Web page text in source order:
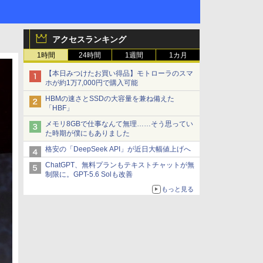
アクセスランキング
1時間 24時間 1週間 1カ月
【本日みつけたお買い得品】モトローラのスマ
ホが約1万7,000円で購入可能
HBMの速さとSSDの大容量を兼ね備えた
「HBF」
メモリ8GBで仕事なんて無理……そう思ってい
た時期が僕にもありました
格安の「DeepSeek API」が近日大幅値上げへ
ChatGPT、無料プランもテキストチャットが無
制限に。GPT-5.6 Solも改善
もっと見る